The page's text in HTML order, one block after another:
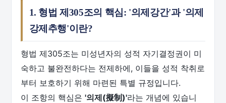
1. 형법 제305조의 핵심: '의제강간'과 '의제
강제추행'이란?
형법 제305조는 미성년자의 성적 자기결정권이 미
숙하고 불완전하다는 전제하에, 이들을 성적 착취로
부터 보호하기 위해 마련된 특별 규정입니다.
이 조항의 핵심은 '의제(擬制)'라는 개념에 있습니